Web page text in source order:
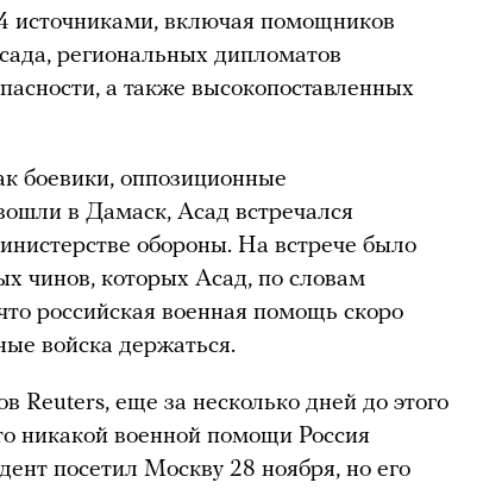
источниками, включая помощников
региональных дипломатов
а также высокопоставленных
боевики, оппозиционные
в Дамаск, Асад встречался
обороны. На встрече было
чинов, которых Асад, по словам
российская военная помощь скоро
войска держаться.
Reuters, еще за несколько дней до этого
никакой военной помощи Россия
посетил Москву 28 ноября, но его